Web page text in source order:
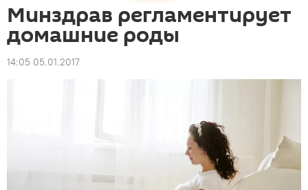
Минздрав регламентирует
домашние роды
14:05 05.01.2017